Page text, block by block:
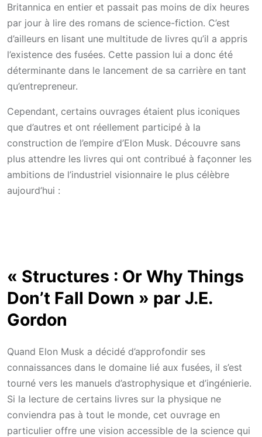
Britannica en entier et passait pas moins de dix heures
par jour à lire des romans de science-fiction. C’est
d’ailleurs en lisant une multitude de livres qu’il a appris
l’existence des fusées. Cette passion lui a donc été
déterminante dans le lancement de sa carrière en tant
qu’entrepreneur.
Cependant, certains ouvrages étaient plus iconiques
que d’autres et ont réellement participé à la
construction de l’empire d’Elon Musk. Découvre sans
plus attendre les livres qui ont contribué à façonner les
ambitions de l’industriel visionnaire le plus célèbre
aujourd’hui :
« Structures : Or Why Things
Don’t Fall Down » par J.E.
Gordon
Quand Elon Musk a décidé d’approfondir ses
connaissances dans le domaine lié aux fusées, il s’est
tourné vers les manuels d’astrophysique et d’ingénierie.
Si la lecture de certains livres sur la physique ne
conviendra pas à tout le monde, cet ouvrage en
particulier offre une vision accessible de la science qui